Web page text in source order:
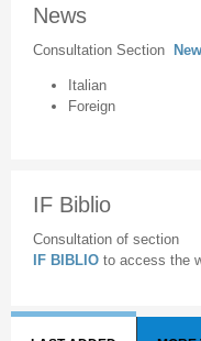
News
Consultation Section
Italian
Foreign
IF Biblio
Consultation of section
IF BIBLIO to access the